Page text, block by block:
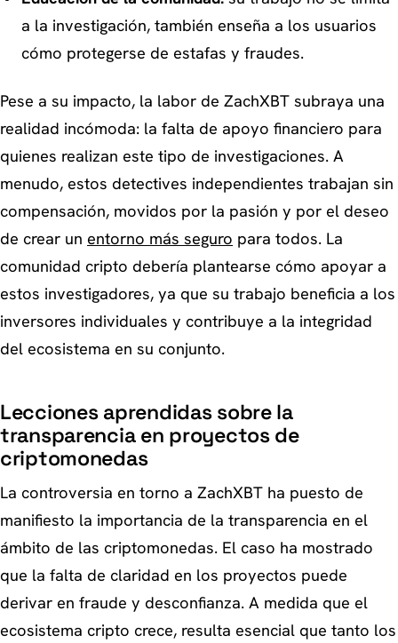
a la investigación, también enseña a los usuarios
cómo protegerse de estafas y fraudes.
Pese a su impacto, la labor de ZachXBT subraya una
realidad incómoda: la falta de apoyo financiero para
quienes realizan este tipo de investigaciones. A
menudo, estos detectives independientes trabajan sin
compensación, movidos por la pasión y por el deseo
de crear un entorno más seguro para todos. La
comunidad cripto debería plantearse cómo apoyar a
estos investigadores, ya que su trabajo beneficia a los
inversores individuales y contribuye a la integridad
del ecosistema en su conjunto.
Lecciones aprendidas sobre la
transparencia en proyectos de
criptomonedas
La controversia en torno a ZachXBT ha puesto de
manifiesto la importancia de la transparencia en el
ámbito de las criptomonedas. El caso ha mostrado
que la falta de claridad en los proyectos puede
derivar en fraude y desconfianza. A medida que el
ecosistema cripto crece, resulta esencial que tanto los